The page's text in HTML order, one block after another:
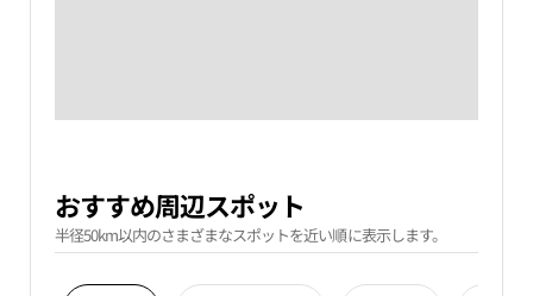
おすすめ周辺スポット
半径50km以内のさまざまなスポットを近い順に表示します。